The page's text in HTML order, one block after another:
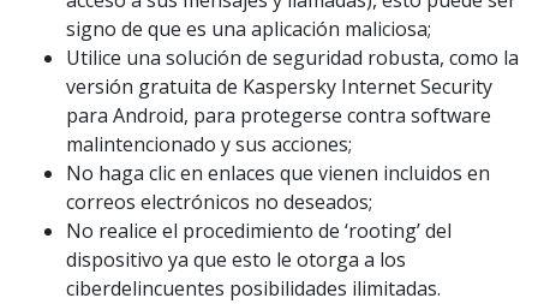
signo de que es una aplicación maliciosa;
Utilice una solución de seguridad robusta, como la
versión gratuita de Kaspersky Internet Security
para Android, para protegerse contra software
malintencionado y sus acciones;
No haga clic en enlaces que vienen incluidos en
correos electrónicos no deseados;
No realice el procedimiento de ‘rooting’ del
dispositivo ya que esto le otorga a los
ciberdelincuentes posibilidades ilimitadas.